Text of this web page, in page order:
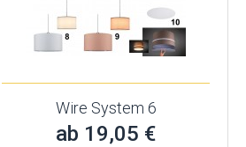
Wire System 6
ab 19,05 €